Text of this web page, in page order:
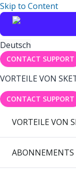
Skip to Content
Deutsch
CONTACT SUPPORT
VORTEILE VON
CONTACT SUPPORT
VORTEILE VON
ABONNEMENTS